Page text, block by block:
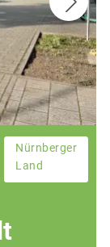
Nürnberger
Land